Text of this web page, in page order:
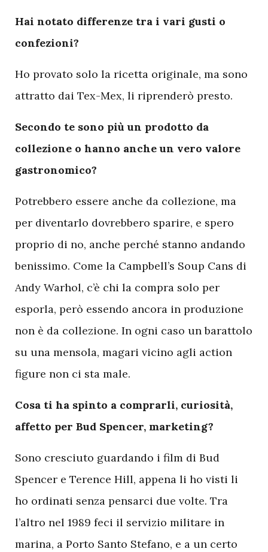
Hai notato differenze tra i vari gusti o
confezioni?
Ho provato solo la ricetta originale, ma sono
attratto dai Tex-Mex, li riprenderò presto.
Secondo te sono più un prodotto da
collezione o hanno anche un vero valore
gastronomico?
Potrebbero essere anche da collezione, ma
per diventarlo dovrebbero sparire, e spero
proprio di no, anche perché stanno andando
benissimo. Come la Campbell’s Soup Cans di
Andy Warhol, c’è chi la compra solo per
esporla, però essendo ancora in produzione
non è da collezione. In ogni caso un barattolo
su una mensola, magari vicino agli action
figure non ci sta male.
Cosa ti ha spinto a comprarli, curiosità,
affetto per Bud Spencer, marketing?
Sono cresciuto guardando i film di Bud
Spencer e Terence Hill, appena li ho visti li
ho ordinati senza pensarci due volte. Tra
l’altro nel 1989 feci il servizio militare in
marina, a Porto Santo Stefano, e a un certo